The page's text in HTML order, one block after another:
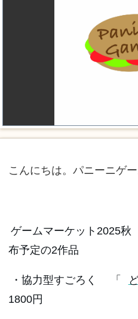
こんにちは。パニーニゲー
ゲームマーケット2025秋
布予定の2作品
・協力型すごろく 「
1800円